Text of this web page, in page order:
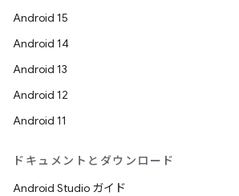
Android 15
Android 14
Android 13
Android 12
Android 11
ドキュメントとダウンロード
Android Studio ガイド